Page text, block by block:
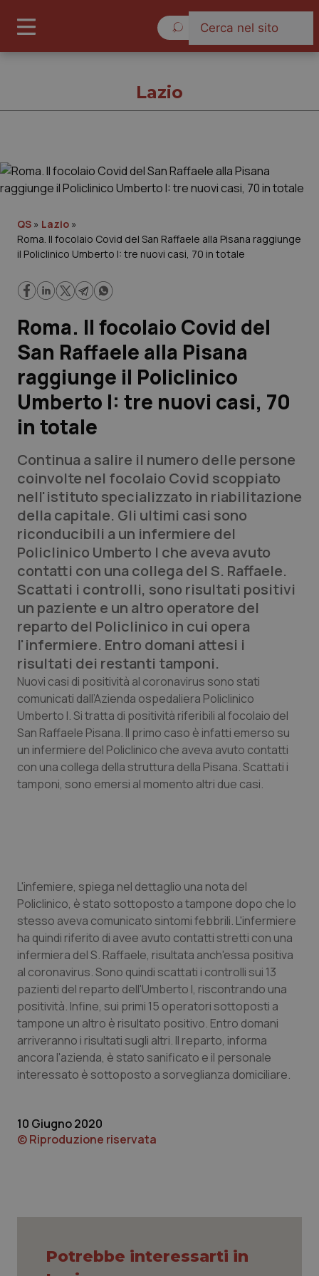
Governo e Parlamento
Regioni e Asl
Lavoro e Professioni
Scienza e Farmaci
Studi e Analisi
Lettere al direttore
Edizioni Regionali
QS Pro
Professionisti Sanitari.AI
Abruzzo
Basilicata
Calabria
Campania
Emilia-Romagna
Friuli Venezia Giulia
Lazio
Marche
Molise
Piemonte
Provincia Autonoma di Bolzano
Provincia Autonoma di Trento
Sardegna
QS Pro Gold
Artrite & artrosi
Asma & BPCO
Car-T
Colesterolo & coronaropatie
Dermatite Atopica
Diabete & glucometri
Donna & Salute
Epatiti
HIV
Infezioni & Febbre
Ipertensione & Scompenso
Malattia di Crohn & Rettocolite Ulcerosa
QS Club Newsletter
Lazio
QS » Lazio »
Roma. Il focolaio Covid del San Raffaele alla Pisana raggiunge
il Policlinico Umberto I: tre nuovi casi, 70 in totale
Roma. Il focolaio Covid del
San Raffaele alla Pisana
raggiunge il Policlinico
Umberto I: tre nuovi casi, 70
in totale
Continua a salire il numero delle persone
coinvolte nel focolaio Covid scoppiato
nell'istituto specializzato in riabilitazione
della capitale. Gli ultimi casi sono
riconducibili a un infermiere del
Policlinico Umberto I che aveva avuto
contatti con una collega del S. Raffaele.
Scattati i controlli, sono risultati positivi
un paziente e un altro operatore del
reparto del Policlinico in cui opera
l'infermiere. Entro domani attesi i
risultati dei restanti tamponi.
Nuovi casi di positività al coronavirus sono stati
comunicati dall’Azienda ospedaliera Policlinico
Umberto I. Si tratta di positività riferibili al focolaio del
San Raffaele Pisana. Il primo caso è infatti emerso su
un infermiere del Policlinico che aveva avuto contatti
con una collega della struttura della Pisana. Scattati i
tamponi, sono emersi al momento altri due casi.
L'infemiere, spiega nel dettaglio una nota del
Policlinico, è stato sottoposto a tampone dopo che lo
stesso aveva comunicato sintomi febbrili. L'infermiere
ha quindi riferito di avee avuto contatti stretti con una
infermiera del S. Raffaele, risultata anch'essa positiva
al coronavirus. Sono quindi scattati i controlli sui 13
pazienti del reparto dell'Umberto I, riscontrando una
positività. Infine, sui primi 15 operatori sottoposti a
tampone un altro è risultato positivo. Entro domani
arriveranno i risultati sugli altri. Il reparto, informa
ancora l'azienda, è stato sanificato e il personale
interessato è sottoposto a sorveglianza domiciliare.
10 Giugno 2020
© Riproduzione riservata
Potrebbe interessarti in